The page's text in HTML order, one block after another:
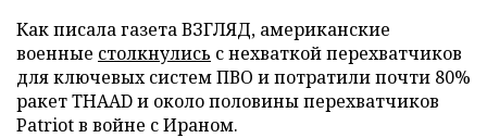
Как писала газета ВЗГЛЯД, американские
военные столкнулись с нехваткой перехватчиков
для ключевых систем ПВО и потратили почти 80%
ракет THAAD и около половины перехватчиков
Patriot в войне с Ираном.